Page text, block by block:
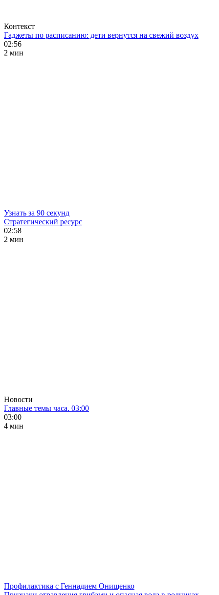
Контекст
Гаджеты по расписанию: дети вернутся на свежий воздух
02:56
2 мин
Узнать за 90 секунд
Стратегический ресурс
02:58
2 мин
Новости
Главные темы часа. 03:00
03:00
4 мин
Профилактика с Геннадием Онищенко